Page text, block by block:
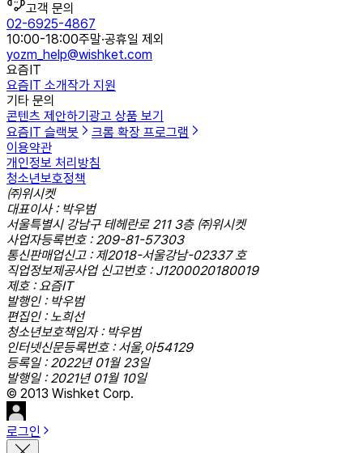
고객 문의
02-6925-4867
10:00-18:00주말·공휴일 제외
yozm_help@wishket.com
요즘IT
요즘IT 소개작가 지원
기타 문의
콘텐츠 제안하기 광고 상품 보기
요즘IT 슬랙봇
크롬 확장 프로그램
이용약관
개인정보 처리방침
청소년보호정책
㈜위시켓
대표이사 : 박우범
서울특별시 강남구 테헤란로 211 3층 ㈜위시켓
사업자등록번호 : 209-81-57303
통신판매업신고 : 제2018-서울강남-02337 호
직업정보제공사업 신고번호 : J1200020180019
제호 : 요즘IT
발행인 : 박우범
편집인 : 노희선
청소년보호책임자 : 박우범
인터넷신문등록번호 : 서울,아54129
등록일 : 2022년 01월 23일
발행일 : 2021년 01월 10일
© 2013 Wishket Corp.
로그인